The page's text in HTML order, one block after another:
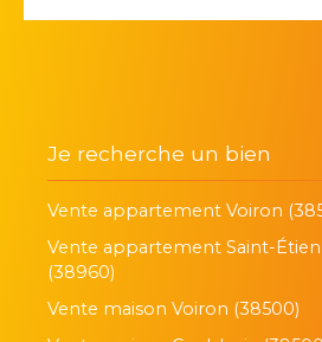
Je recherche un bien
Vente appartement Voiron
Vente appartement Saint-
(38960)
Vente maison Voiron (38500)